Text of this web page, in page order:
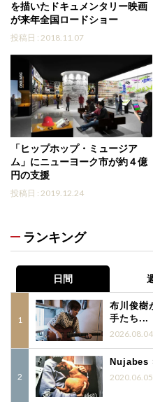
を描いたドキュメンタリー映画
が来年全国ロードショー
投稿日 : 2018.11.07
「ヒップホップ・ミュージア
ム」にニューヨーク市が約４億
円の支援
投稿日 : 2019.12.24
ランキング
日間
布川俊樹
手たち...
2026.08.04
Nujabes
2020.06.05